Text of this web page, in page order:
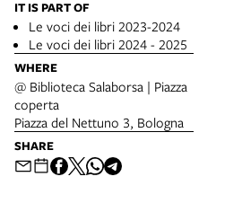
IT IS PART OF
Le voci dei libri 2023-2024
Le voci dei libri 2024 - 2025
WHERE
@ Biblioteca Salaborsa | Piazza
coperta
Piazza del Nettuno 3, Bologna
SHARE